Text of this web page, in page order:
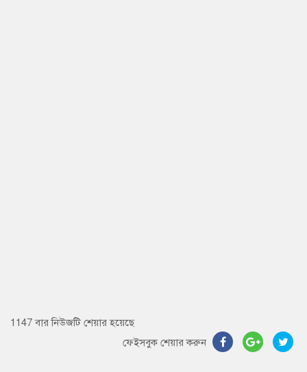
1147 বার নিউজটি শেয়ার হয়েছে
ফেইসবুক শেয়ার করুন